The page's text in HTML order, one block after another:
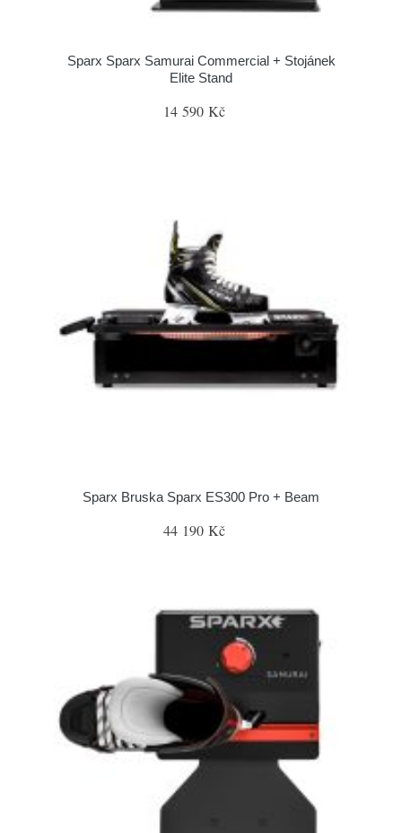
Sparx Sparx Samurai Commercial + Stojánek
Elite Stand
14 590 Kč
Sparx Bruska Sparx ES300 Pro + Beam
44 190 Kč